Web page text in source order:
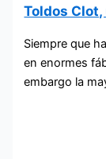
Toldos
Siempre que
en enormes
embargo la